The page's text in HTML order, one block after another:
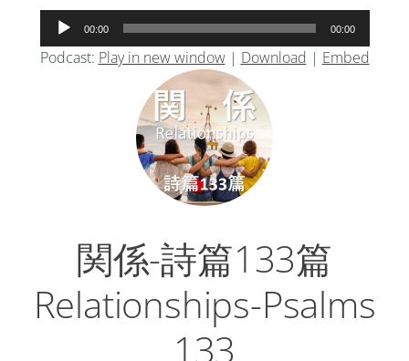
声
プ
00:00 00:00
Podcast: Play in new window| Download | Embed
関係-詩篇133篇
Relationships-Psalms
133